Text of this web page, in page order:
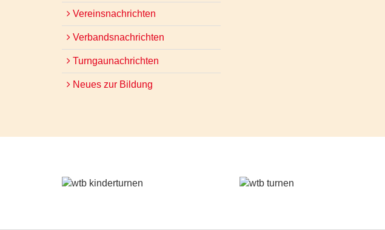
Vereinsnachrichten
Verbandsnachrichten
Turngaunachrichten
Neues zur Bildung